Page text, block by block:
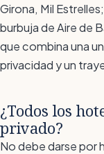
Girona, Mil
burbuja de Aire de
que combina una
privacidad y un
¿Todos los
privado?
No debe darse por